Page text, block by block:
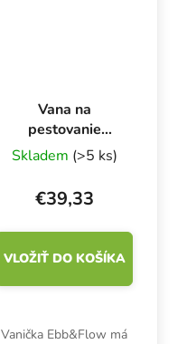
Vana na
pestovanie
Ebb&Flow
63x100 cm
Skladem (>5 ks)
€39,33
VLOŽIŤ DO KOŠÍKA
Vanička Ebb&Flow má